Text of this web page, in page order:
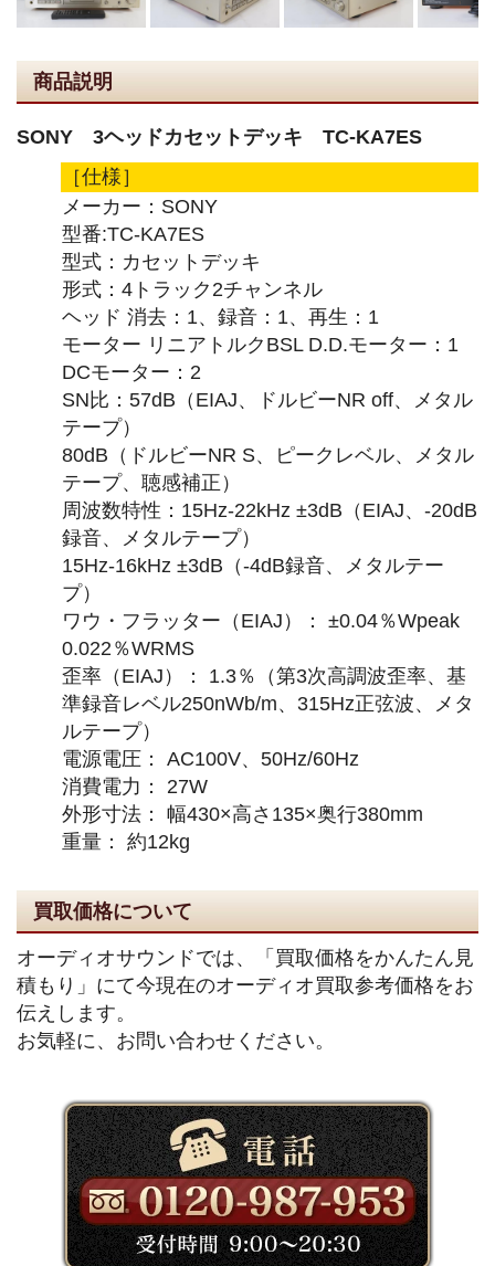
商品説明
SONY 3ヘッドカセットデッキ TC-KA7ES
［仕様］
メーカー：SONY
型番:TC-KA7ES
型式：カセットデッキ
形式：4トラック2チャンネル
ヘッド 消去：1、録音：1、再生：1
モーター リニアトルクBSL D.D.モーター：1
DCモーター：2
SN比：57dB（EIAJ、ドルビーNR off、メタル
テープ）
80dB（ドルビーNR S、ピークレベル、メタル
テープ、聴感補正）
周波数特性：15Hz-22kHz ±3dB（EIAJ、-20dB
録音、メタルテープ）
15Hz-16kHz ±3dB（-4dB録音、メタルテー
プ）
ワウ・フラッター（EIAJ）： ±0.04％Wpeak
0.022％WRMS
歪率（EIAJ）： 1.3％（第3次高調波歪率、基
準録音レベル250nWb/m、315Hz正弦波、メタ
ルテープ）
電源電圧： AC100V、50Hz/60Hz
消費電力： 27W
外形寸法： 幅430×高さ135×奥行380mm
重量： 約12kg
買取価格について
オーディオサウンドでは、「買取価格をかんたん見
積もり」にて今現在のオーディオ買取参考価格をお
伝えします。
お気軽に、お問い合わせください。